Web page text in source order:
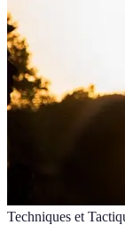
Techniques et